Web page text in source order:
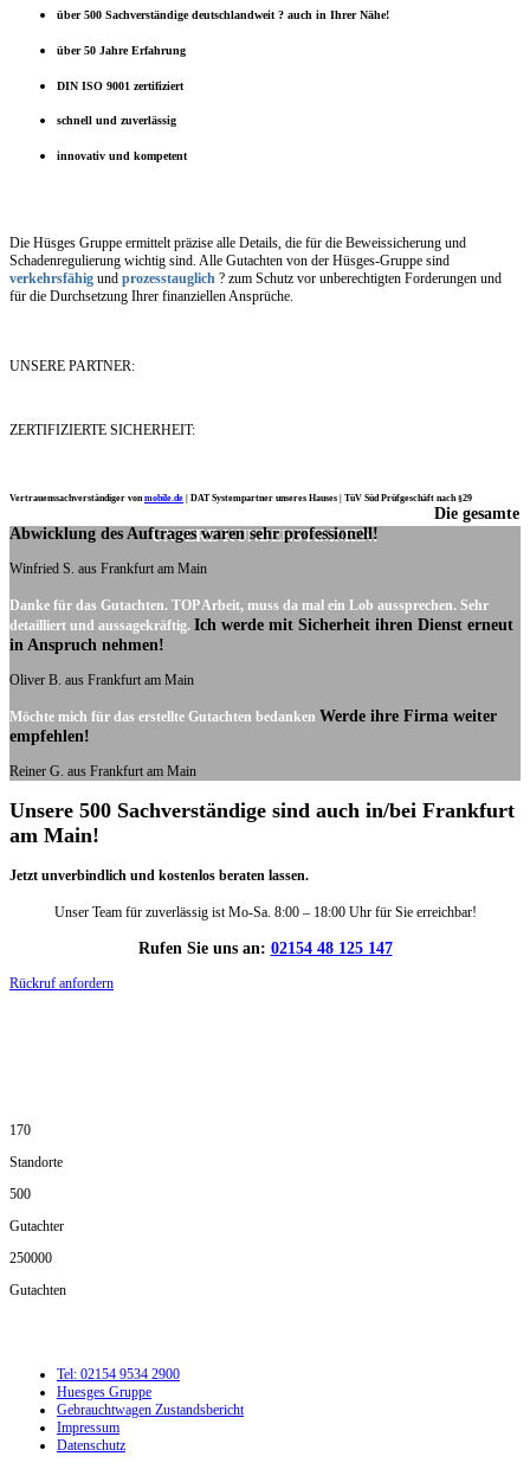
über 500 Sachverständige deutschlandweit ? auch in Ihrer Nähe!
über 50 Jahre Erfahrung
DIN ISO 9001 zertifiziert
schnell und zuverlässig
innovativ und kompetent
Die Hüsges Gruppe ermittelt präzise alle Details, die für die Beweissicherung und
Schadenregulierung wichtig sind. Alle Gutachten von der Hüsges-Gruppe sind
verkehrsfähig und prozesstauglich ? zum Schutz vor unberechtigten Forderungen und
für die Durchsetzung Ihrer finanziellen Ansprüche.
UNSERE PARTNER:
ZERTIFIZIERTE SICHERHEIT:
Vertrauenssachverständiger vonmobile.de DAT Systempartner unseres Hauses | TüV Süd Prüfgeschäft nach §29
UNSERE KUNDENSTIMMEN:
Die gesamte
Abwicklung des Auftrages waren sehr professionell!
Winfried S. aus Frankfurt am Main
Danke für das Gutachten. TOP Arbeit, muss da mal ein Lob aussprechen. Sehr
detailliert und aussagekräftig. Ich werde mit Sicherheit ihren Dienst erneut
in Anspruch nehmen!
Oliver B. aus Frankfurt am Main
Möchte mich für das erstellte Gutachten bedanken Werde ihre Firma weiter
empfehlen!
Reiner G. aus Frankfurt am Main
Unsere 500 Sachverständige sind auch in/bei Frankfurt
am Main!
Jetzt unverbindlich und kostenlos beraten lassen.
Unser Team für zuverlässig ist Mo-Sa. 8:00 – 18:00 Uhr für Sie erreichbar!
Rufen Sie uns an: 02154 48 125 147
Rückruf anfordern
170
Standorte
500
Gutachter
250000
Gutachten
Tel: 02154 9534 2900
Huesges Gruppe
Gebrauchtwagen Zustandsbericht
Impressum
Datenschutz